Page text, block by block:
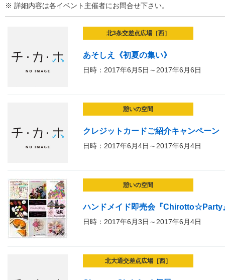
※ 詳細内容は各イベント主催者にお問合せ下さい。
北3条交差点広場［西］
あそしえ《初夏の集い》
日時：2017年6月5日～2017年6月6日
憩いの空間
クレジットカードご紹介キャンペーン
日時：2017年6月4日～2017年6月4日
憩いの空間
ハンドメイド即売会『Chirotto☆Party
日時：2017年6月3日～2017年6月4日
北大通交差点広場［西］